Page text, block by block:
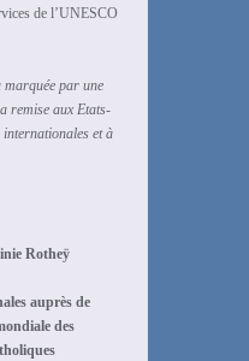
de l’UNESCO
par une
remise aux Etats-
et à
Rotheÿ
auprès de
des